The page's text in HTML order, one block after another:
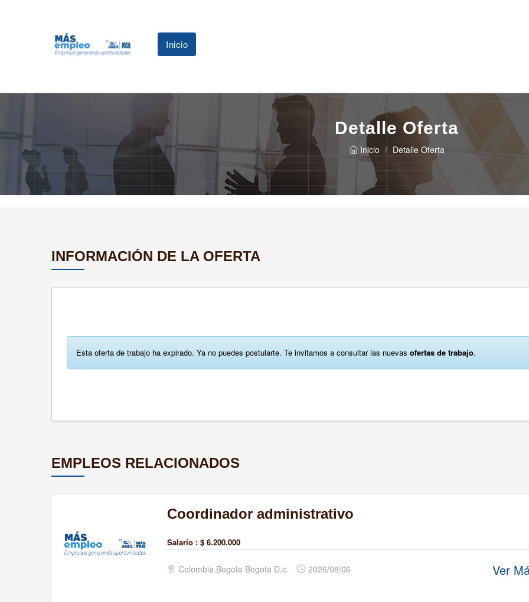
Inicio
Detalle Oferta
Inicio Detalle Oferta
INFORMACIÓN DE LA OFERTA
Esta oferta de trabajo ha expirado. Ya no puedes postularte. Te invitamos a consultar las nuevas ofertas de trabajo.
EMPLEOS RELACIONADOS
Coordinador administrativo
Salario : $ 6.200.000
Colombia Bogota Bogota D.c. 2026/08/06 Ver